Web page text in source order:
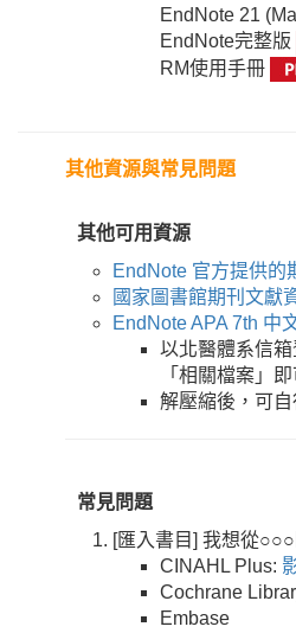
EndNote 21
EndNote完整版
RM使用手冊
其他資源與常見問題
其他可用資源
EndNote 官方提供的
國家圖書館期刊文獻
EndNote APA 7th 中
以北醫體系信
「相關檔案」
解壓縮後，可
常見問題
[匯入書目] 我想從
CINAHL Plus:
Cochrane
Embase